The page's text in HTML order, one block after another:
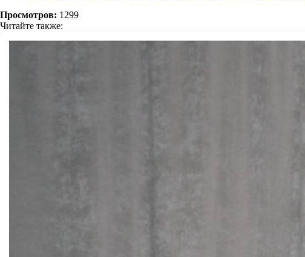
Просмотров: 1299
Читайте также: